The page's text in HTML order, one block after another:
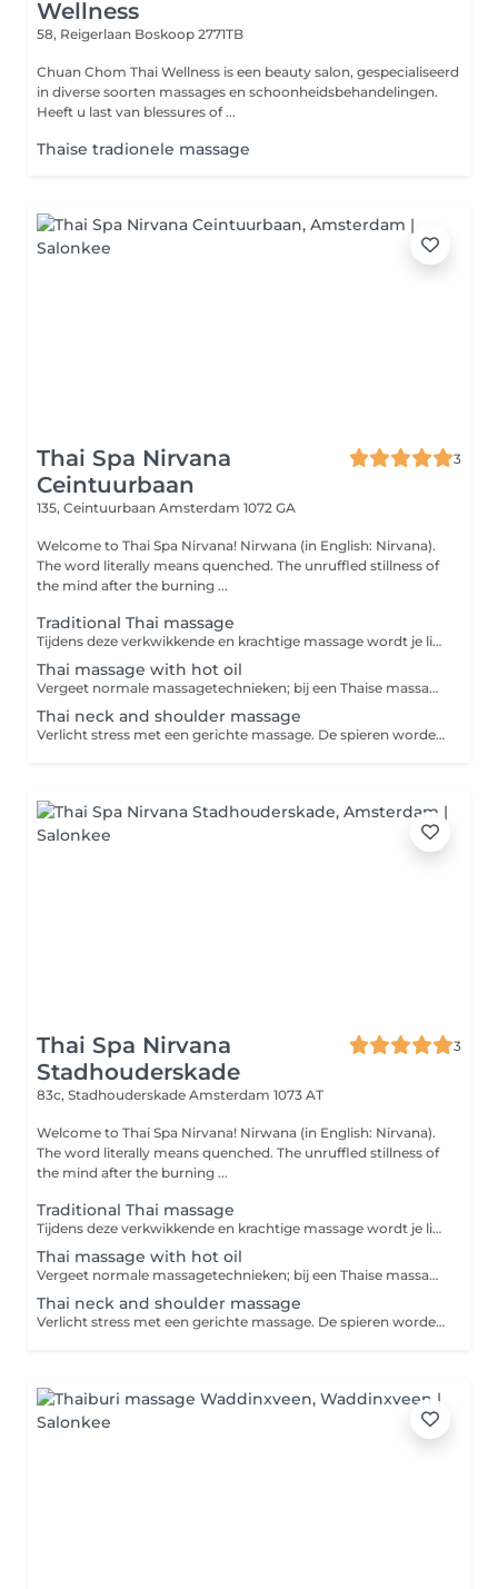
Wellness
58, Reigerlaan Boskoop 2771TB
Chuan Chom Thai Wellness is een beauty salon, gespecialiseerd
in diverse soorten massages en schoonheidsbehandelingen.
Heeft u last van blessures of ...
Thaise tradionele massage
Thai Spa Nirvana
Ceintuurbaan
3
135, Ceintuurbaan Amsterdam 1072 GA
Welcome to Thai Spa Nirvana! Nirwana (in English: Nirvana).
The word literally means quenched. The unruffled stillness of
the mind after the burning ...
Traditional Thai massage
Tijdens deze verkwikkende en krachtige massage wordt je lichaam in verschillende yogahoudingen gebracht terwijl druk wordt uitgeoefend op verschillende reflexpunten. Deze massage zorgt voor ontspanning en energie en helpt vastzittende gewrichten los te maken en spierspanning te verlichten.
Thai massage with hot oil
Vergeet normale massagetechnieken; bij een Thaise massage wordt je lichaam namelijk gestrekt in plaats van gemasseerd met de welbekende strijkingen en knedingen. Tijdens deze traditionele massage oefent de masseur druk uit op diverse punten, waardoor je spieren worden losgemaakt en eventuele pijn wordt verlicht. Een Thaise massage wordt dan ook niet voor niets 'lazy yoga' genoemd.
Thai neck and shoulder massage
Verlicht stress met een gerichte massage. De spieren worden verslapt en de bloedsomloop gestimuleerd. Stimuleert ontspanning alsmede versteviging van de spieren.
Thai Spa Nirvana
Stadhouderskade
3
83c, Stadhouderskade Amsterdam 1073 AT
Welcome to Thai Spa Nirvana! Nirwana (in English: Nirvana).
The word literally means quenched. The unruffled stillness of
the mind after the burning ...
Traditional Thai massage
Tijdens deze verkwikkende en krachtige massage wordt je lichaam in verschillende yogahoudingen gebracht terwijl druk wordt uitgeoefend op verschillende reflexpunten. Deze massage zorgt voor ontspanning en energie en helpt vastzittende gewrichten los te maken en spierspanning te verlichten.
Thai massage with hot oil
Vergeet normale massagetechnieken; bij een Thaise massage wordt je lichaam namelijk gestrekt in plaats van gemasseerd met de welbekende strijkingen en knedingen. Tijdens deze traditionele massage oefent de masseur druk uit op diverse punten, waardoor je spieren worden losgemaakt en eventuele pijn wordt verlicht. Een Thaise massage wordt dan ook niet voor niets 'lazy yoga' genoemd.
Thai neck and shoulder massage
Verlicht stress met een gerichte massage. De spieren worden verslapt en de bloedsomloop gestimuleerd. Stimuleert ontspanning alsmede versteviging van de spieren.